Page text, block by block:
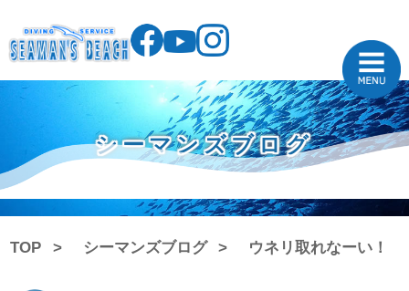
シーマンズブログ
TOP シーマンズブログ ウネリ取れなーい！